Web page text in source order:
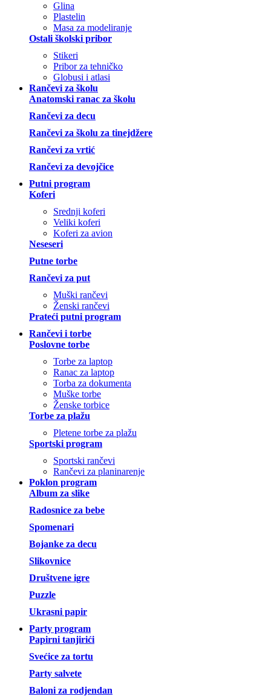
Glina
Plastelin
Masa za modeliranje
Ostali školski pribor
Stikeri
Pribor za tehničko
Globusi i atlasi
Rančevi za školu
Anatomski ranac za školu
Rančevi za decu
Rančevi za školu za tinejdžere
Rančevi za vrtić
Rančevi za devojčice
Putni program
Koferi
Srednji koferi
Veliki koferi
Koferi za avion
Neseseri
Putne torbe
Rančevi za put
Muški rančevi
Ženski rančevi
Prateći putni program
Rančevi i torbe
Poslovne torbe
Torbe za laptop
Ranac za laptop
Torba za dokumenta
Muške torbe
Ženske torbice
Torbe za plažu
Pletene torbe za plažu
Sportski program
Sportski rančevi
Rančevi za planinarenje
Poklon program
Album za slike
Radosnice za bebe
Spomenari
Bojanke za decu
Slikovnice
Društvene igre
Puzzle
Ukrasni papir
Party program
Papirni tanjirići
Svećice za tortu
Party salvete
Baloni za rodjendan